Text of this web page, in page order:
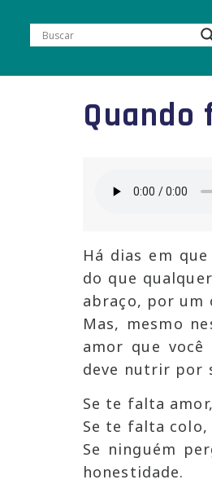
Há dias em
do que
abraço, por um
Mas, mesmo
amor que
deve nutrir por
Se te falta
Se te falta colo,
Se ninguém
honestidade.